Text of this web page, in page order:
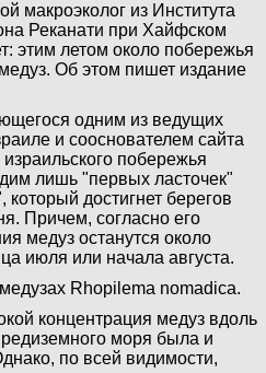
макроэколог из Института
Реканати при Хайфском
этим летом около побережья
Об этом пишет издание
одним из ведущих
и сооснователем сайта
побережья
лишь "первых ласточек"
достигнет берегов
Причем, согласно его
медуз останутся около
июля или начала августа.
Rhopilema nomadica.
концентрация медуз вдоль
моря была и
по всей видимости,